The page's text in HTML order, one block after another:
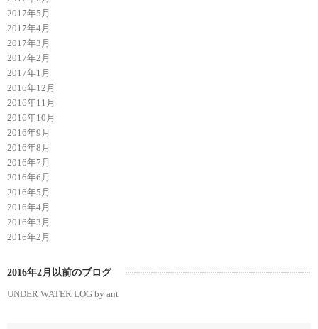
2017年5月
2017年4月
2017年3月
2017年2月
2017年1月
2016年12月
2016年11月
2016年10月
2016年9月
2016年8月
2016年7月
2016年6月
2016年5月
2016年4月
2016年3月
2016年2月
2016年2月以前のブログ
UNDER WATER LOG by ant